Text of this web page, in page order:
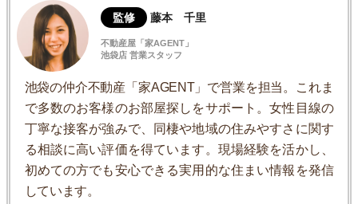
監修 藤本 千里
不動産屋「家AGENT」
池袋店 営業スタッフ
池袋の仲介不動産「家AGENT」で営業を担当。これま
で多数のお客様のお部屋探しをサポート。女性目線の
丁寧な接客が強みで、同棲や地域の住みやすさに関す
る相談に高い評価を得ています。現場経験を活かし、
初めての方でも安心できる実用的な住まい情報を発信
しています。